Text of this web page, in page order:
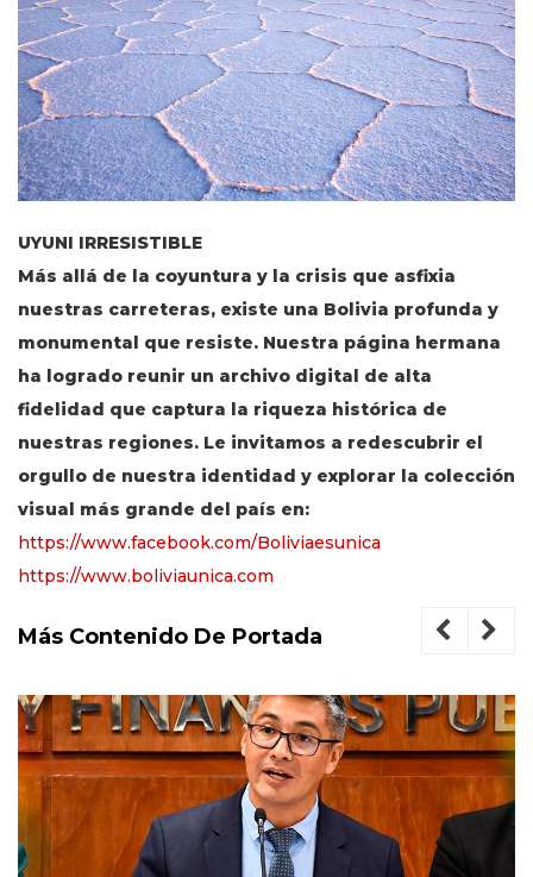
UYUNI IRRESISTIBLE
Más allá de la coyuntura y la crisis que asfixia
nuestras carreteras, existe una Bolivia profunda y
monumental que resiste. Nuestra página hermana
ha logrado reunir un archivo digital de alta
fidelidad que captura la riqueza histórica de
nuestras regiones. Le invitamos a redescubrir el
orgullo de nuestra identidad y explorar la colección
visual más grande del país en:
https://www.facebook.com/Boliviaesunica
https://www.boliviaunica.com
Más Contenido De Portada